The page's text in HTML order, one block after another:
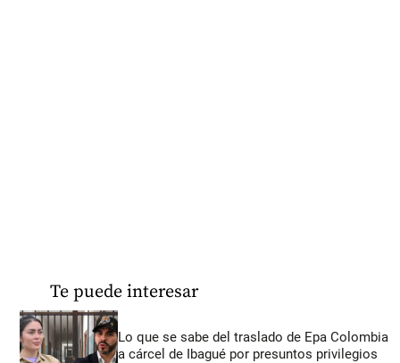
Te puede interesar
Lo que se sabe del traslado de Epa Colombia
a cárcel de Ibagué por presuntos privilegios